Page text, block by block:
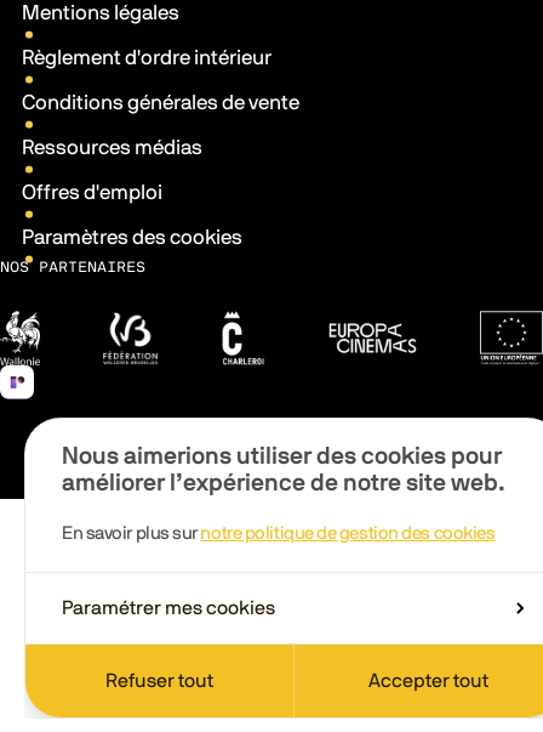
Mentions légales
Règlement d'ordre intérieur
Conditions générales de vente
Ressources médias
Offres d'emploi
Paramètres des cookies
NOS PARTENAIRES
Wallonie Fédération Wallonie-Bruxelles
Ville de CharleroiEuropa Cinemas
Nous aimerions utiliser des cookies pour
améliorer l’expérience de notre site web.
En savoir plus surnotre politique de gestion des cookies
Paramétrer mes cookies
Refuser tout Accepter tout